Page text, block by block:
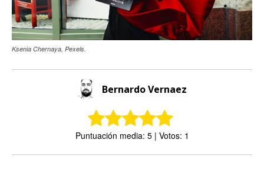
Ksenia Chernaya, Pexels.
Bernardo Vernaez
Puntuación media: 5 | Votos: 1